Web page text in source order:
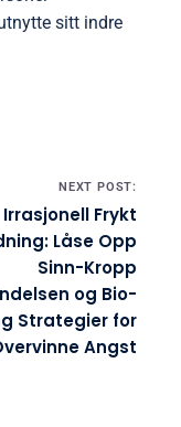
sitt indre
NEXT POST:
Irrasjonell Frykt
Låse Opp
Sinn-Kropp
og Bio-
Strategier for
Angst